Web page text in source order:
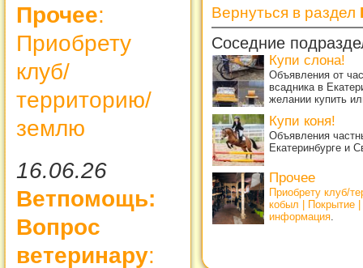
Прочее:
Приобрету
клуб/
территорию/
землю
16.06.26
Ветпомощь:
Вопрос
ветеринару:
Вернуться в раздел
Соседние
Купи слона!
Объявления от
всадника в
желании купить
Купи коня!
Объявления
Екатеринбурге и
Прочее
Приобрету клуб/
кобыл | Покрытие
информация